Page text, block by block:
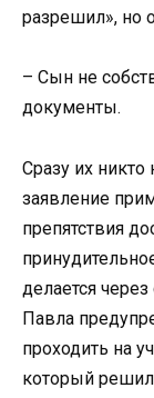
разрешил», но
– Сын не
документы.
Сразу их
заявление
препятствия
делается
Павла
проходить на
который решил